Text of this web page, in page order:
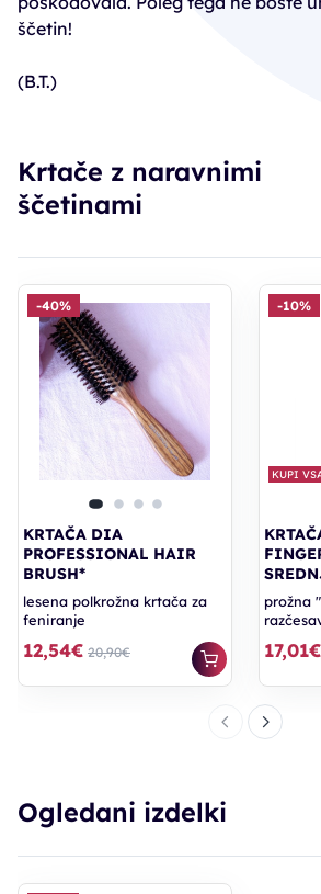
ščetin!
(B.T.)
Krtače z naravnimi
ščetinami
-40%
KRTAČA DIA
PROFESSIONAL HAIR
BRUSH*
lesena polkrožna krtača za
feniranje
12,54€ 20,90€
KUPI
-10%
prožna
17,01€
Ogledani izdelki